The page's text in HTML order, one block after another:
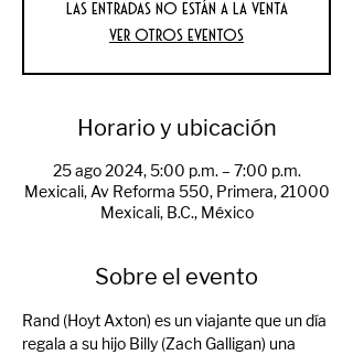
Las entradas no están a la venta
Ver otros eventos
Horario y ubicación
25 ago 2024, 5:00 p.m. – 7:00 p.m.
Mexicali, Av Reforma 550, Primera, 21000
Mexicali, B.C., México
Sobre el evento
Rand (Hoyt Axton) es un viajante que un día
regala a su hijo Billy (Zach Galligan) una